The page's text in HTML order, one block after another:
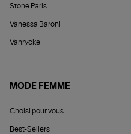
Stone Paris
Vanessa Baroni
Vanrycke
MODE FEMME
Choisi pour vous
Best-Sellers